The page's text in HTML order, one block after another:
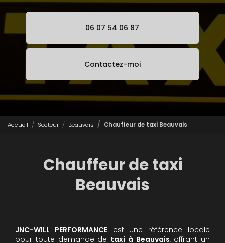
06 07 54 06 87
Contactez-moi
Accueil Secteur Beauvais Chauffeur de taxi Beauvais
Chauffeur de taxi
Beauvais
JNC-WILL PERFORMANCEest une référence locale
pour toute demande de taxi à Beauvais, offrant un